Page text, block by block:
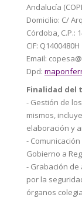
Andalucía
Domicilio: C/
Córdoba, C.P.:
CIF: Q1400480H
Email:
Dpd:
Finalidad del
- Gestión de
mismos,
elaboración y
-
Gobierno a
- Grabación
por la
órganos